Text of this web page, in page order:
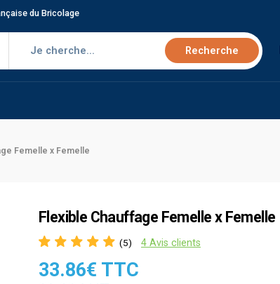
du Bricolage
Femelle x Femelle
Flexible Chauffage Femelle x Femelle
(5) 4 Avis clients
33.86€ TTC